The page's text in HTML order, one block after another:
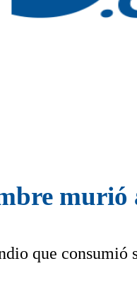
murió
que consumió